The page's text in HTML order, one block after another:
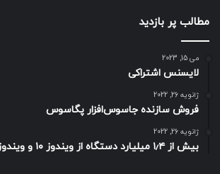
مطالب پر بازدید
می 15, 2023
لایسنس اشتراکی
ژانویه 26, 2022
فروش سازنده جاسوس‌افزار پگاسوس
ژانویه 26, 2022
بیش از ۱٫۴ میلیارد دستگاه از ویندوز ۱۰ و ویندوز ۱۱ استفاده می‌کنند